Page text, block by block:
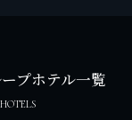
プホテル一覧